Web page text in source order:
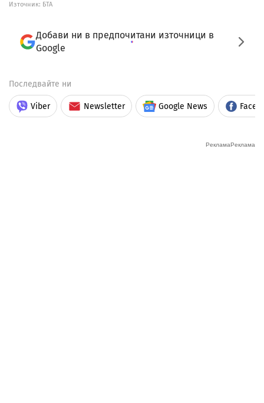
Източник: БТА
Добави ни в предпочитани източници в
Google
Последвайте ни
Viber Newsletter Google News